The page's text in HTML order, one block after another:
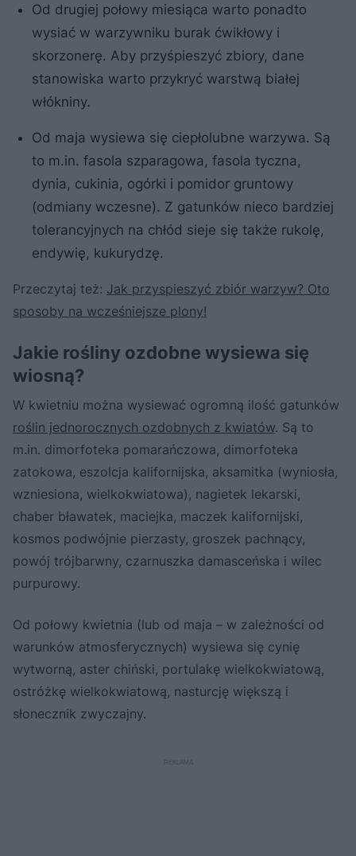
Od drugiej połowy miesiąca warto ponadto
wysiać w warzywniku burak ćwikłowy i
skorzonerę. Aby przyśpieszyć zbiory, dane
stanowiska warto przykryć warstwą białej
włókniny.
Od maja wysiewa się ciepłolubne warzywa. Są
to m.in. fasola szparagowa, fasola tyczna,
dynia, cukinia, ogórki i pomidor gruntowy
(odmiany wczesne). Z gatunków nieco bardziej
tolerancyjnych na chłód sieje się także rukolę,
endywię, kukurydzę.
Przeczytaj też: Jak przyspieszyć zbiór warzyw? Oto
sposoby na wcześniejsze plony!
Jakie rośliny ozdobne wysiewa się
wiosną?
W kwietniu można wysiewać ogromną ilość gatunków
roślin jednorocznych ozdobnych z kwiatów. Są to
m.in. dimorfoteka pomarańczowa, dimorfoteka
zatokowa, eszolcja kalifornijska, aksamitka (wyniosła,
wzniesiona, wielkokwiatowa), nagietek lekarski,
chaber bławatek, maciejka, maczek kalifornijski,
kosmos podwójnie pierzasty, groszek pachnący,
powój trójbarwny, czarnuszka damasceńska i wilec
purpurowy.
Od połowy kwietnia (lub od maja – w zależności od
warunków atmosferycznych) wysiewa się cynię
wytworną, aster chiński, portulakę wielkokwiatową,
ostróżkę wielkokwiatową, nasturcję większą i
słonecznik zwyczajny.